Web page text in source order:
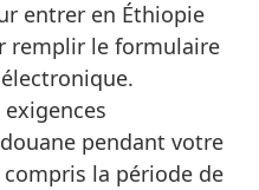
entrer en Éthiopie
remplir le formulaire
pendant votre
la période de